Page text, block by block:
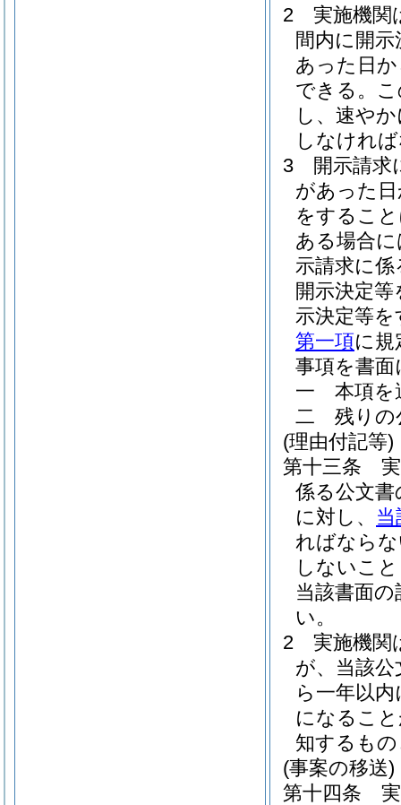
2
実施機関
間内に開
あった日
できる。
し、速や
しなけれ
3
開示請求
があった
をするこ
ある場合
示請求に
開示決定
示決定等
第一項に規
事項を書
一
本項を
二
残りの
(理由付記等)
第十三条
係る公文
に対し、
ればなら
しないこ
当該書面
い。
2
実施機関
が、当該
ら一年以
になるこ
知するも
(事案の移送)
第十四条